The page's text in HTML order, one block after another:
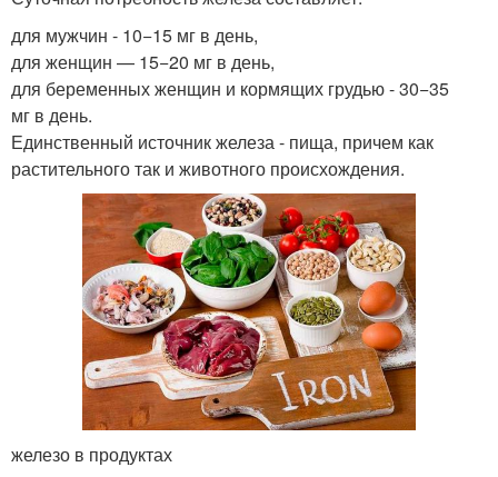
для мужчин - 10−15 мг в день,
для женщин — 15−20 мг в день,
для беременных женщин и кормящих грудью - 30−35
мг в день.
Единственный источник железа - пища, причем как
растительного так и животного происхождения.
железо в продуктах